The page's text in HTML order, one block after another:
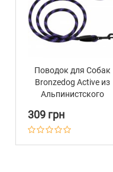
Поводок для Собак
Bronzedog Active из
Альпинистского
Светоотражающий
Черно-Фиолетовый
309 грн